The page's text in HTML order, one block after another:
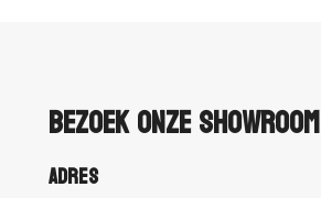
Bezoek onze showroom
Adres